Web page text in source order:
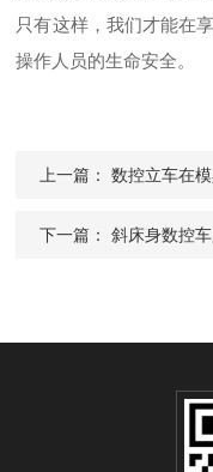
只有这样，我们才能在
操作人员的生命安全。
上一篇：数控立车在
下一篇：斜床身数控